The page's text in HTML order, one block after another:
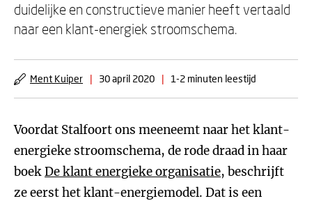
duidelijke en constructieve manier heeft vertaald
naar een klant-energiek stroomschema.
Ment Kuiper | 30 april 2020 | 1-2 minuten leestijd
Voordat Stalfoort ons meeneemt naar het klant-
energieke stroomschema, de rode draad in haar
boekDe klant energieke organisatie, beschrijft
ze eerst het klant-energiemodel. Dat is een